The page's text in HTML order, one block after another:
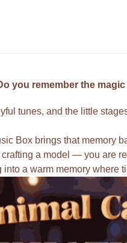
you remember the
tunes, and the little
Box brings that memory
a model — you are
into a warm memory